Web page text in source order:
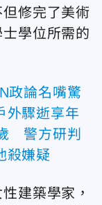
修完了美術
學位所需的
政論名嘴驚
外驟逝享年
警方研判
殺嫌疑
建築學家，